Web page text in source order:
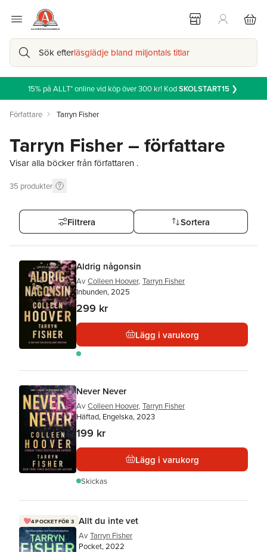
Sök efterläsglädje bland miljontals titlar
15% på ALLT* online vid köp över 300 kr! KodSKOLSTART15❯
Författare Tarryn Fisher
Tarryn Fisher – författare
Visar alla böcker från författaren .
35 produkter
Filtrera Sortera
Aldrig någonsin
Av Colleen Hoover, Tarryn Fisher
Inbunden, 2025
299 kr
Lägg i varukorg
Never Never
Av Colleen Hoover, Tarryn Fisher
Häftad, Engelska, 2023
199 kr
Lägg i varukorg
Skickas
4 POCKET FÖR 3 Allt du inte vet
Av Tarryn Fisher
Pocket, 2022